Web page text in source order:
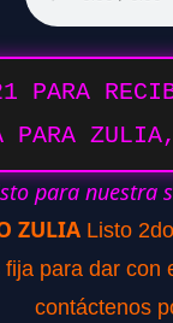
PARA
PARA
para
ZULIA Listo
para dar
contáctenos